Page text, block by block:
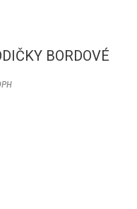
BORDOVÉ